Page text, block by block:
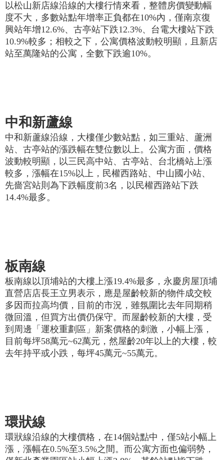
以松山新店線沿線的大樓行情來看，整體房價變動幅
度不大，多數站點年增率正負都在10%內，僅南京復
興站年增12.6%、古亭站下跌12.3%、台電大樓站下跌
10.9%較多；相較之下，公寓價格波動較明顯，且新店
站至萬隆站的公寓，全數下跌逾10%。
中和新蘆線
中和新蘆線沿線，大樓僅少數站點，如三重站、蘆洲
站、古亭站的漲跌幅在雙位數以上。公寓方面，價格
波動較明顯，以三民高中站、古亭站、台北橋站上漲
較多，漲幅在15%以上，民權西路站、中山國小站、
先嗇宮站則為下跌幅度前3名，以民權西路站下跌
14.4%最多。
板南線
板南線以頂埔站的大樓上漲19.4%最多，永慶房屋頂埔
直營店店長王立男表示，應是屋齡較新的物件成交較
多因而拉高均價，目前的市況，雖氛圍比去年同期稍
微回溫，但買方出價仍保守。而屋齡較新的大樓，受
到周邊「運校重劃區」新案價格的刺激，小幅上漲，
目前每坪58萬元~62萬元，然屋齡20年以上的大樓，較
去年持平或小跌，每坪45萬元~55萬元。
環狀線
環狀線沿線的大樓價格，在14個站點中，僅5站小幅上
漲，漲幅在0.5%至3.5%之間。而公寓方面也偏弱勢，